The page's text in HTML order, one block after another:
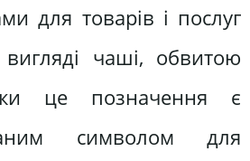
для товарів і послуг
чаші, обвитою
це позначення є
символом для